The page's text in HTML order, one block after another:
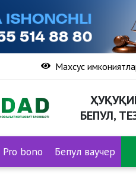
Махсус
БЕПУЛ,
Pro bono Бепул ваучер